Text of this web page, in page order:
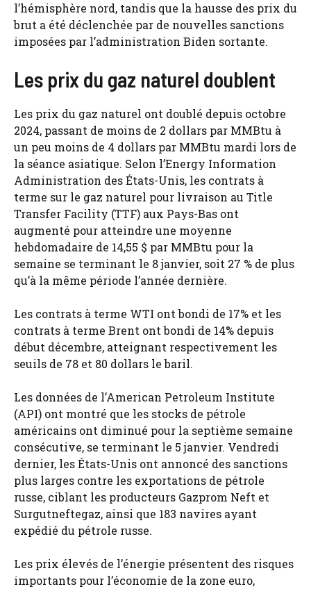
l’hémisphère nord, tandis que la hausse des prix du
brut a été déclenchée par de nouvelles sanctions
imposées par l’administration Biden sortante.
Les prix du gaz naturel doublent
Les prix du gaz naturel ont doublé depuis octobre
2024, passant de moins de 2 dollars par MMBtu à
un peu moins de 4 dollars par MMBtu mardi lors de
la séance asiatique. Selon l’Energy Information
Administration des États-Unis, les contrats à
terme sur le gaz naturel pour livraison au Title
Transfer Facility (TTF) aux Pays-Bas ont
augmenté pour atteindre une moyenne
hebdomadaire de 14,55 $ par MMBtu pour la
semaine se terminant le 8 janvier, soit 27 % de plus
qu’à la même période l’année dernière.
Les contrats à terme WTI ont bondi de 17% et les
contrats à terme Brent ont bondi de 14% depuis
début décembre, atteignant respectivement les
seuils de 78 et 80 dollars le baril.
Les données de l’American Petroleum Institute
(API) ont montré que les stocks de pétrole
américains ont diminué pour la septième semaine
consécutive, se terminant le 5 janvier. Vendredi
dernier, les États-Unis ont annoncé des sanctions
plus larges contre les exportations de pétrole
russe, ciblant les producteurs Gazprom Neft et
Surgutneftegaz, ainsi que 183 navires ayant
expédié du pétrole russe.
Les prix élevés de l’énergie présentent des risques
importants pour l’économie de la zone euro,